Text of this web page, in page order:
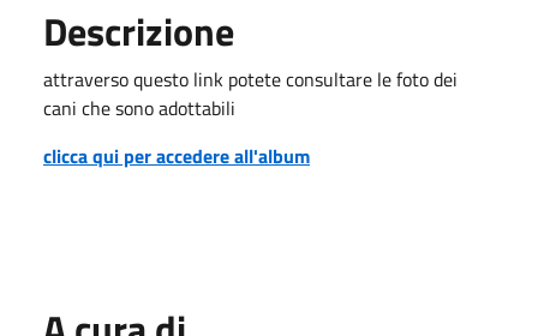
Descrizione
attraverso questo link potete consultare le foto dei
cani che sono adottabili
clicca qui per accedere all'album